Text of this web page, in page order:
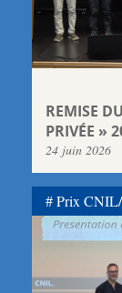
REMISE
PRIVÉE »
24 juin 2026
Prix